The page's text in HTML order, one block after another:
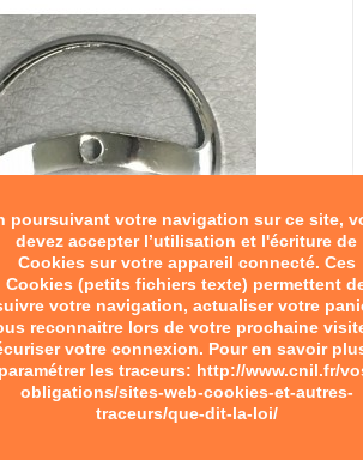
poursuivant votre navigation sur ce site,
devez accepter l’utilisation et l'écriture de
Cookies sur votre appareil connecté. Ces
Cookies (petits fichiers texte) permettent
votre navigation, actualiser votre
reconnaitre lors de votre prochaine
votre connexion. Pour en savoir
paramétrer les traceurs: http://www.cnil.fr/
obligations/sites-web-cookies-et-autres-
traceurs/que-dit-la-loi/